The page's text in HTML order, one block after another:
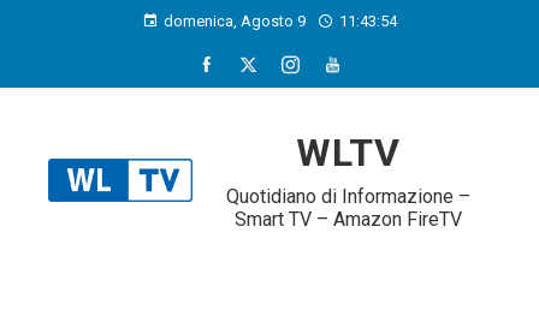
domenica, Agosto 9 11:43:54
WLTV
Quotidiano di Informazione –
Smart TV – Amazon FireTV